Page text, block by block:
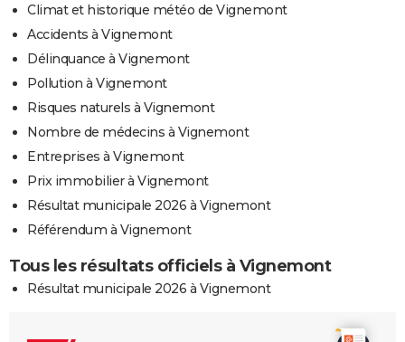
Climat et historique météo de Vignemont
Accidents à Vignemont
Délinquance à Vignemont
Pollution à Vignemont
Risques naturels à Vignemont
Nombre de médecins à Vignemont
Entreprises à Vignemont
Prix immobilier à Vignemont
Résultat municipale 2026 à Vignemont
Référendum à Vignemont
Tous les résultats officiels à Vignemont
Résultat municipale 2026 à Vignemont